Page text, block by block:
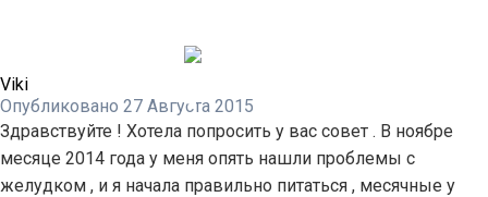
Viki
Опубликовано 27 Августа 2015
Здравствуйте ! Хотела попросить у вас совет . В ноябре
месяце 2014 года у меня опять нашли проблемы с
желудком , и я начала правильно питаться , месячные у